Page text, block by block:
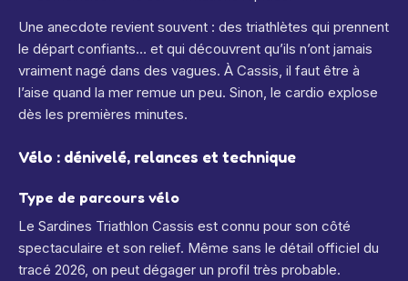
Une anecdote revient souvent : des triathlètes qui prennent
le départ confiants… et qui découvrent qu’ils n’ont jamais
vraiment nagé dans des vagues. À Cassis, il faut être à
l’aise quand la mer remue un peu. Sinon, le cardio explose
dès les premières minutes.
Vélo : dénivelé, relances et technique
Type de parcours vélo
Le Sardines Triathlon Cassis est connu pour son côté
spectaculaire et son relief. Même sans le détail officiel du
tracé 2026, on peut dégager un profil très probable.